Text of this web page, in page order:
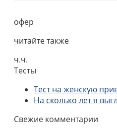
офер
читайте также
ч.ч.
Тесты
Тест на женскую
На сколько лет я
Свежие комментарии